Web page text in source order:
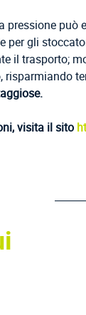
pressione può
per gli
il trasporto;
risparmiando
visita il sito